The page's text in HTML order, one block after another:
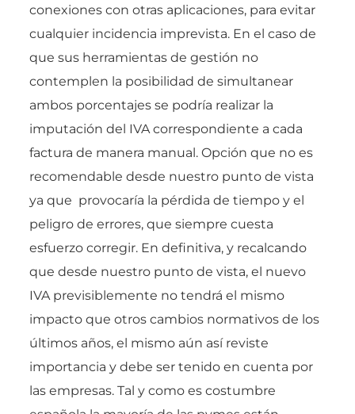
conexiones con otras aplicaciones, para evitar
cualquier incidencia imprevista. En el caso de
que sus herramientas de gestión no
contemplen la posibilidad de simultanear
ambos porcentajes se podría realizar la
imputación del IVA correspondiente a cada
factura de manera manual. Opción que no es
recomendable desde nuestro punto de vista
ya que provocaría la pérdida de tiempo y el
peligro de errores, que siempre cuesta
esfuerzo corregir. En definitiva, y recalcando
que desde nuestro punto de vista, el nuevo
IVA previsiblemente no tendrá el mismo
impacto que otros cambios normativos de los
últimos años, el mismo aún así reviste
importancia y debe ser tenido en cuenta por
las empresas. Tal y como es costumbre